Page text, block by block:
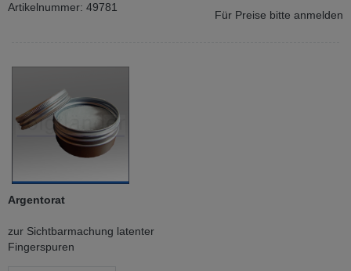
Artikelnummer: 49781
Für Preise bitte anmelden
Argentorat
zur Sichtbarmachung latenter
Fingerspuren